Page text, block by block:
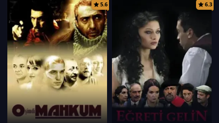
5.6 6.3